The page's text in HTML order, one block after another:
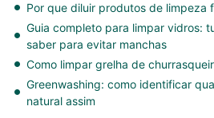
Por que diluir produtos de limpeza
Guia completo para limpar vidros:
saber para evitar manchas
Como limpar grelha de
Greenwashing: como identificar
natural assim